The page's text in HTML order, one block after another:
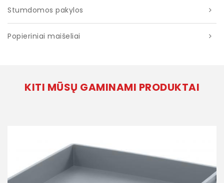
Stumdomos pakylos
Popieriniai maišeliai
KITI MŪSŲ GAMINAMI PRODUKTAI